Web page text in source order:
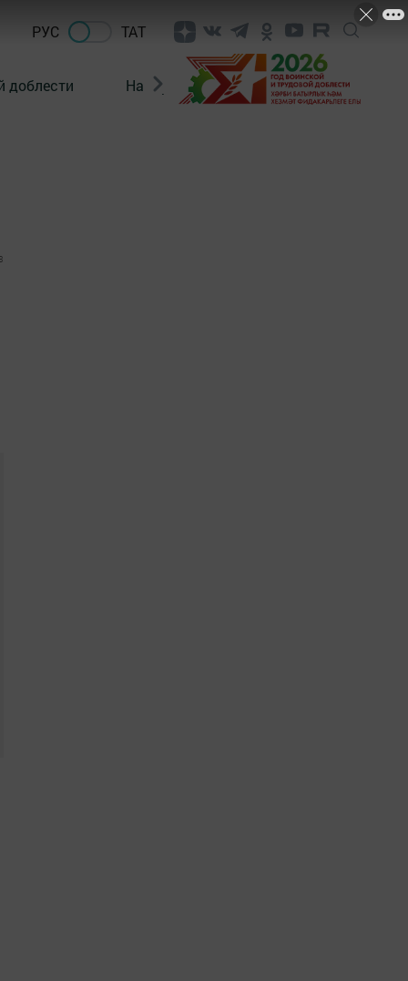
РУС ТАТ
доблести Нацпроекты Поколение будущего